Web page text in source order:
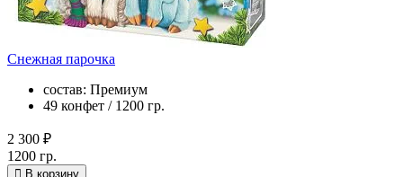
Снежная парочка
состав: Премиум
49 конфет / 1200 гр.
2 300 ₽
1200 гр.
В корзину